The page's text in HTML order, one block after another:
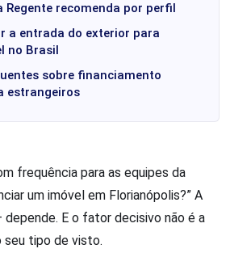
Regente recomenda por perfil
a entrada do exterior para
no Brasil
sobre financiamento
estrangeiros
frequência para as equipes da
um imóvel em Florianópolis?” A
E o fator decisivo não é a
seu tipo de visto.